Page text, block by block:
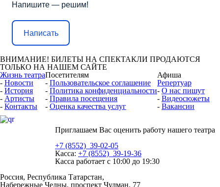
Напишите — решим!
Написать
ВНИМАНИЕ! БИЛЕТЫ НА СПЕКТАКЛИ ПРОДАЮТСЯ
ТОЛЬКО НА НАШЕМ САЙТЕ
Жизнь театра
- Новости
- История
- Артисты
- Контакты
Посетителям
- Пользовательское соглашение
- Политика конфиденциальности
- Правила посещения
- Оценка качества услуг
Афиша
Репертуар
- О нас пишут
- Видеоcюжеты
- Вакансии
Приглашаем Вас оценить работу нашего театра
+7 (8552) 39-02-05
Касса: +7 (8552) 39-19-36
Касса работает с 10:00 до 19:30
Россия, Республика Татарстан,
Набережные Челны, проспект Чулман, 77